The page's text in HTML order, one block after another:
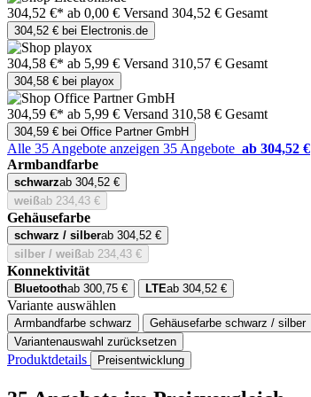
304,52 €* ab 0,00 € Versand 304,52 € Gesamt
304,52 € bei Electronis.de
304,58 €* ab 5,99 € Versand 310,57 € Gesamt
304,58 € bei playox
304,59 €* ab 5,99 € Versand 310,58 € Gesamt
304,59 € bei Office Partner GmbH
Alle 35 Angebote anzeigen 35 Angebote ab 304,52 €
Armbandfarbe
schwarzab 304,52 €
weißab 234,43 €
Gehäusefarbe
schwarz / silberab 304,52 €
silber / weißab 234,43 €
Konnektivität
Bluetoothab 300,75 € LTEab 304,52 €
Variante auswählen
Armbandfarbe schwarz Gehäusefarbe schwarz / silber
Variantenauswahl zurücksetzen
Produktdetails Preisentwicklung